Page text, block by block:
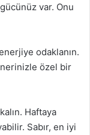
var. Onu
odaklanın.
özel bir
Haftaya
Sabır, en iyi